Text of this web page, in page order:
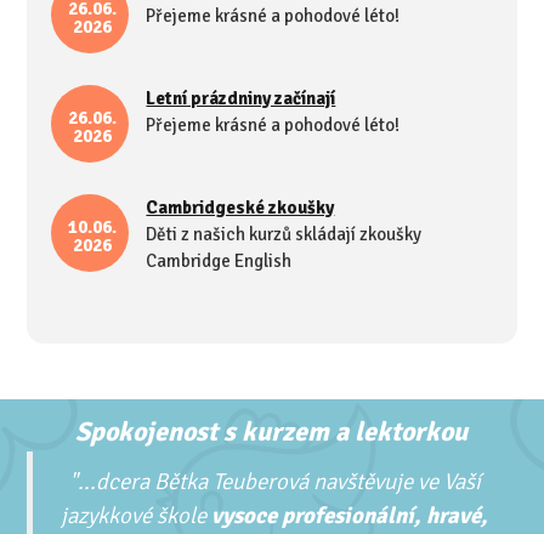
26.06.
2026
Přejeme krásné a pohodové léto!
26.06.
2026
Letní prázdniny začínají
Přejeme krásné a pohodové léto!
10.06.
2026
Cambridgeské zkoušky
Děti z našich kurzů skládají zkoušky
Cambridge English
Spokojenost s kurzem a lektorkou
"...dcera Bětka Teuberová navštěvuje ve Vaší
jazykkové škole vysoce profesionální, hravé,